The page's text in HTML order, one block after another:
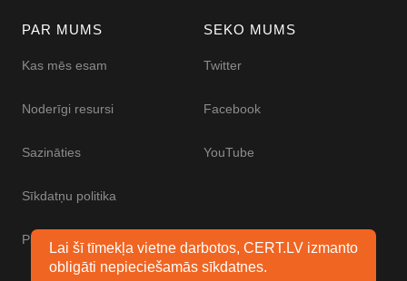
PAR MUMS
Kas mēs esam
Noderīgi resursi
Sazināties
Sīkdatņu politika
Piekļūstamības paziņojums
SEKO MUMS
Twitter
Facebook
YouTube
Lai šī tīmekļa vietne darbotos, CERT.LV izmanto
obligāti nepieciešamās sīkdatnes.